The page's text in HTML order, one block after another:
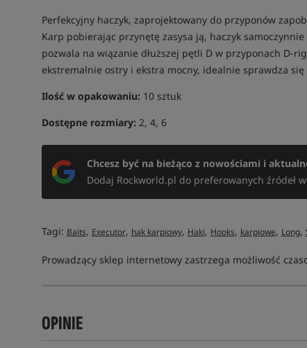
Perfekcyjny haczyk, zaprojektowany do przyponów
Karp pobierając przynętę zasysa ją, haczyk
pozwala na wiązanie dłuższej pętli D w przyponach D-
ekstremalnie ostry i ekstra mocny, idealnie sprawdza się
Ilość w opakowaniu: 10 sztuk
Dostępne rozmiary: 2, 4, 6
Chcesz być na bieżąco z nowościami i
Dodaj Rockworld.pl do preferowanych źródeł
Tagi: Baits, Executor, hak karpiowy, Haki, Hooks, karpiowe, Long,
Prowadzący sklep internetowy zastrzega możliwość
OPINIE